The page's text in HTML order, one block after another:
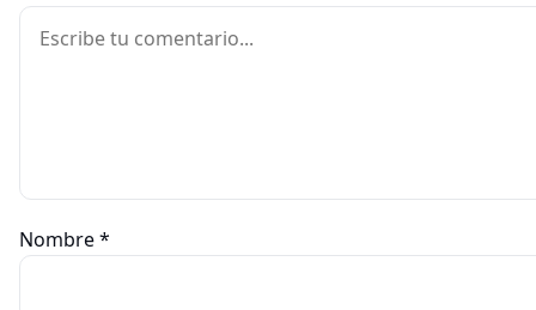
Comentario
Nombre*